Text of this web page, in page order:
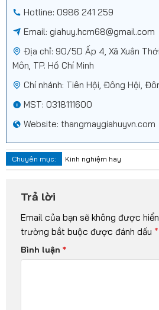
Hotline: 0986 241 259
Email: giahuy.hcm68@gmail.com
Địa chỉ: 90/5D Ấp 4, Xã Xuân
Môn, TP. Hồ Chí Minh
Chí nhánh: Tiên Hội, Đông Hội,
MST: 0318111600
Website: thangmaygiahuyvn.com
Chuyên mục: Kinh nghiệm hay
Trả lời
Email của bạn sẽ không được
trường bắt buộc được đánh dấu *
Bình luận *